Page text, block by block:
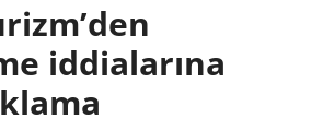
iddialarına